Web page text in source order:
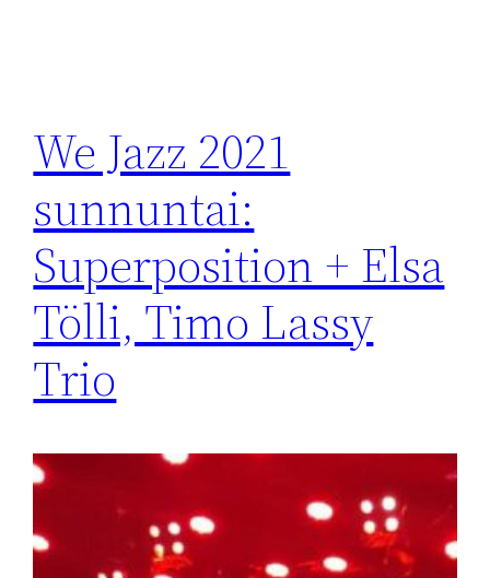
We Jazz 2021
sunnuntai:
Superposition + Elsa
Tölli, Timo Lassy
Trio